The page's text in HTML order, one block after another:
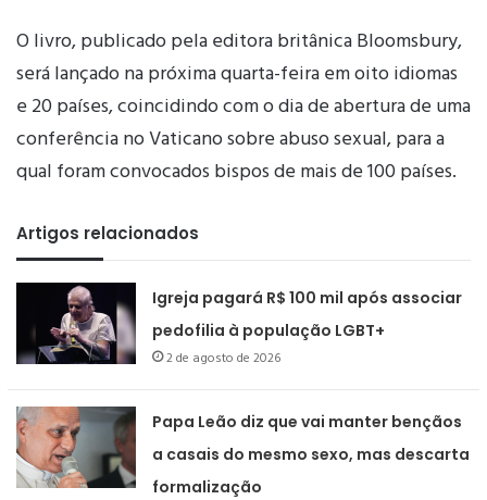
O livro, publicado pela editora britânica Bloomsbury,
será lançado na próxima quarta-feira em oito idiomas
e 20 países, coincidindo com o dia de abertura de uma
conferência no Vaticano sobre abuso sexual, para a
qual foram convocados bispos de mais de 100 países.
Artigos relacionados
Igreja pagará R$ 100 mil após associar
pedofilia à população LGBT+
2 de agosto de 2026
Papa Leão diz que vai manter bençãos
a casais do mesmo sexo, mas descarta
formalização